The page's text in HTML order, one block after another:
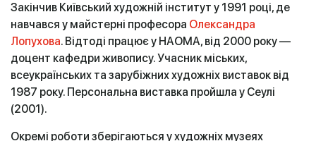
Закінчив Київський художній інститут у 1991 році, де
навчався у майстерні професора Олександра
Лопухова. Відтоді працює у НАОМА, від 2000 року —
доцент кафедри живопису. Учасник міських,
всеукраїнських та зарубіжних художніх виставок від
1987 року. Персональна виставка пройшла у Сеулі
(2001).
Окремі роботи зберігаються у художніх музеях